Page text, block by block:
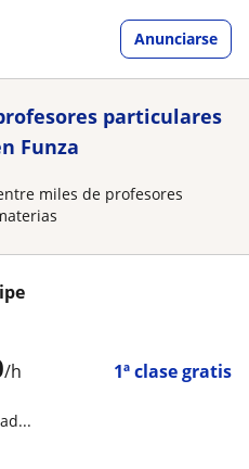
Anunciarse
particulares
Funza
miles de profesores
/h 1ª clase gratis